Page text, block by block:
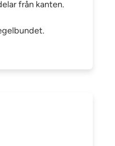
från kanten.